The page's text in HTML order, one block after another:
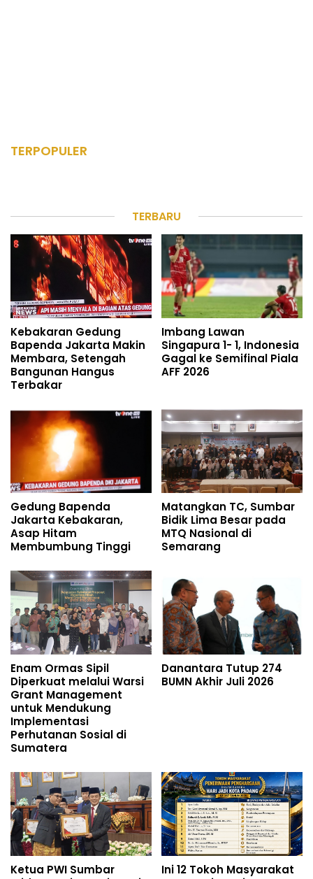
TERPOPULER
TERBARU
Kebakaran Gedung
Bapenda Jakarta Makin
Membara, Setengah
Bangunan Hangus
Terbakar
Imbang Lawan
Singapura 1- 1, Indonesia
Gagal ke Semifinal Piala
AFF 2026
Gedung Bapenda
Jakarta Kebakaran,
Asap Hitam
Membumbung Tinggi
Matangkan TC, Sumbar
Bidik Lima Besar pada
MTQ Nasional di
Semarang
Enam Ormas Sipil
Diperkuat melalui Warsi
Grant Management
untuk Mendukung
Implementasi
Perhutanan Sosial di
Sumatera
Danantara Tutup 274
BUMN Akhir Juli 2026
Ketua PWI Sumbar
Ini 12 Tokoh Masyarakat